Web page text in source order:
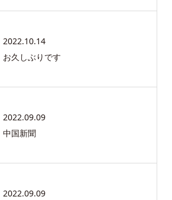
2022.10.14
お久しぶりです
2022.09.09
中国新聞
2022.09.09